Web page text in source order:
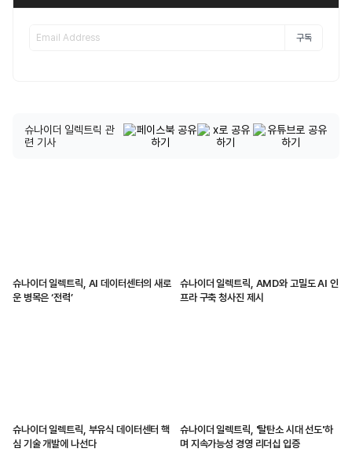
구독
슈나이더 일렉트릭 관
련 기사
슈나이더 일렉트릭, AI 데이터센터의 새로
운 병목은 ‘전력’
슈나이더 일렉트릭, AMD와 고밀도 AI 인
프라 구축 청사진 제시
슈나이더 일렉트릭, 부유식 데이터센터 핵
심 기술 개발에 나선다
슈나이더 일렉트릭, '탈탄소 시대 선도'하
며 지속가능성 경영 리더십 입증